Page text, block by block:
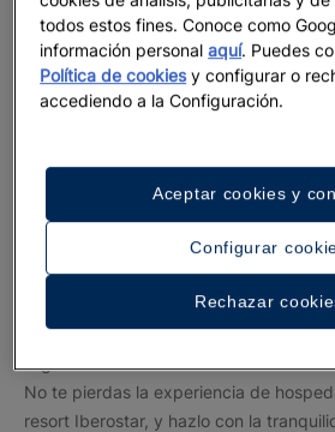
que tus vacaciones sean inolvidables.
Casi cien hoteles Iberostar se
personalidad en lugares como
Canarias, Marruecos, Montenegro,
Reserva con el mejor precio online
Además, te garantizamos el mejor
reserva a través del sitio oficial de
puedes elegir la ubicación exacta de
No te pierdas la experiencia de
resort Iberostar, y hazlo con la
todos estos fines. Conoce como
información personalaquí. Puedes
Política de cookiesy configurar o
accediendo a la Configuración.
Configurar
Rechazar
Aceptar cookies y